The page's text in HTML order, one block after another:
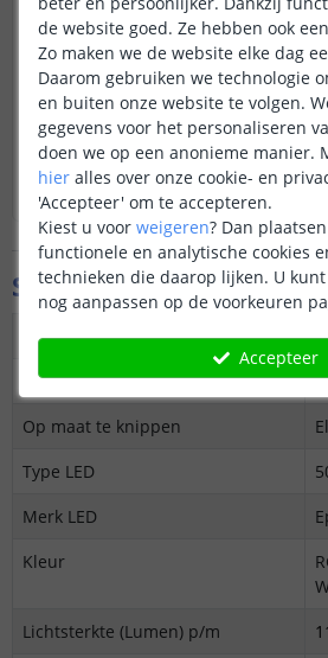
verlengkabel
(34 reviews)
OP VOORRAAD 3,50
IN WINKELWAGEN
Specificaties
Dimbaar
Ja
3M plakstrip over gehele lengte
Ja
Op maat te knippen
Type LED
Merk LED
Kleur
Lichtsterkte (Lumen) p/m
de website goed. Ze hebben ook
Zo maken we de website elke dag
Daarom gebruiken we technologie
en buiten onze website te volgen.
gegevens voor het personaliseren
doen we op een anonieme manier.
hier alles over onze cookie- en
'Accepteer' om te accepteren.
Kiest u voor weigeren? Dan
functionele en analytische cookies
technieken die daarop lijken. U
nog aanpassen op de voorkeuren
Accepteer